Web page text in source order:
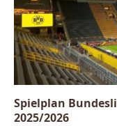
Spielplan
2025/2026